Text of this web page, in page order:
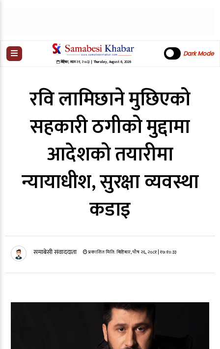
बिहिबार,साउन २१,२०८३| Thursday, August 6, 2026
Dark Mode
रवि लामिछाने मुछिएको
सहकारी ठगीको मुद्दामा
आदेशको तयारीमा
न्यायाधीश, सुरक्षा व्यवस्था
कडाइ
समाबेसी संवाददाता प्रकाशित मिति:बिहिबार, पौष २६, २०८१| १७:१०:३३